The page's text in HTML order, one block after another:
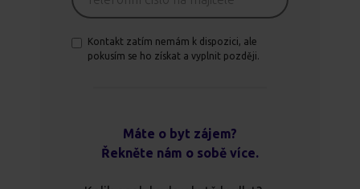
Kontakt zatím nemám k dispozici, ale
pokusím se ho získat a vyplnit později.
Máte o byt zájem?
Řekněte nám o sobě více.